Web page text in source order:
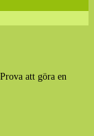
att göra en